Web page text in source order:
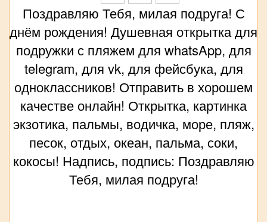
Поздравляю Тебя, милая подруга! С
днём рождения! Душевная открытка для
подружки с пляжем для whatsApp, для
telegram, для vk, для фейсбука, для
одноклассников! Отправить в хорошем
качестве онлайн! Открытка, картинка
экзотика, пальмы, водичка, море, пляж,
песок, отдых, океан, пальма, соки,
кокосы! Надпись, подпись: Поздравляю
Тебя, милая подруга!